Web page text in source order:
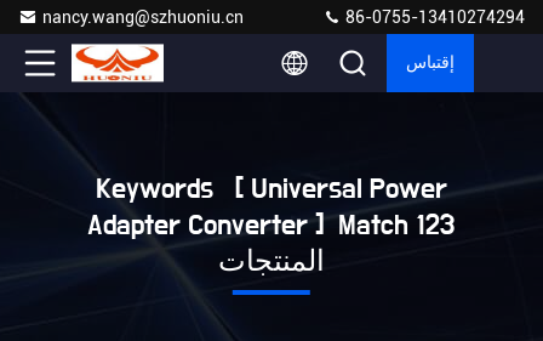
nancy.wang@szhuoniu.cn 86-0755-13410274294
إقتباس
Keywords [ Universal Power
Adapter Converter ] Match 123
المنتجات